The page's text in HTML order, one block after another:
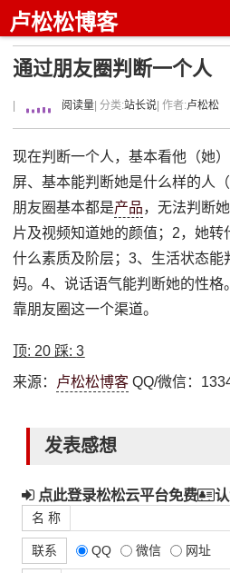
卢松松博客
通过朋友圈判断一个人
阅读量 | 分类:站长说 | 作者:卢松松
现在判断一个人，基本看他（她）
屏、基本能判断她是什么样的人
朋友圈基本都是产品，无法判断
片及视频知道她的颜值；2，她
什么素质及阶层；3、生活状态能
妈。4、说话语气能判断她的性格
靠朋友圈这一个渠道。
顶: 20 踩:3
来源： 卢松松博客 QQ/微信：
发表感想
点此登录松松云平台免费
名 称
联系 QQ 微信 网址